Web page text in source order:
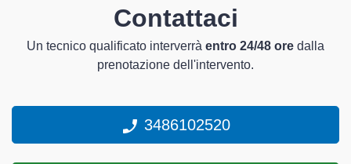
Contattaci
Un tecnico qualificato interverrà entro 24/48 ore dalla
prenotazione dell'intervento.
3486102520